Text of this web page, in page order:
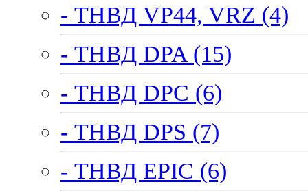
- ТНВД VP44, VRZ (4)
- ТНВД DPA (15)
- ТНВД DPC (6)
- ТНВД DPS (7)
- ТНВД EPIC (6)